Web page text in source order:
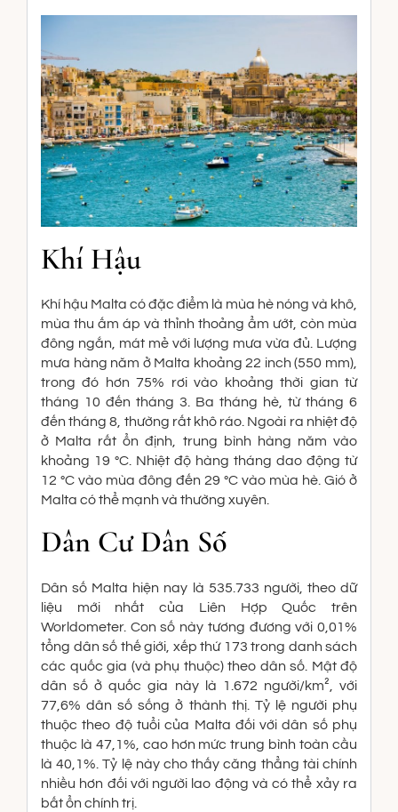
Khí Hậu
Khí hậu Malta có đặc điểm là mùa hè nóng và khô,
mùa thu ấm áp và thỉnh thoảng ẩm ướt, còn mùa
đông ngắn, mát mẻ với lượng mưa vừa đủ. Lượng
mưa hàng năm ở Malta khoảng 22 inch (550 mm),
trong đó hơn 75% rơi vào khoảng thời gian từ
tháng 10 đến tháng 3. Ba tháng hè, từ tháng 6
đến tháng 8, thường rất khô ráo. Ngoài ra nhiệt độ
ở Malta rất ổn định, trung bình hàng năm vào
khoảng 19 °C. Nhiệt độ hàng tháng dao động từ
12 °C vào mùa đông đến 29 °C vào mùa hè. Gió ở
Malta có thể mạnh và thường xuyên.
Dân Cư Dân Số
Dân số Malta hiện nay là 535.733 người, theo dữ
liệu mới nhất của Liên Hợp Quốc trên
Worldometer. Con số này tương đương với 0,01%
tổng dân số thế giới, xếp thứ 173 trong danh sách
các quốc gia (và phụ thuộc) theo dân số. Mật độ
dân số ở quốc gia này là 1.672 người/km², với
77,6% dân số sống ở thành thị. Tỷ lệ người phụ
thuộc theo độ tuổi của Malta đối với dân số phụ
thuộc là 47,1%, cao hơn mức trung bình toàn cầu
là 40,1%. Tỷ lệ này cho thấy căng thẳng tài chính
nhiều hơn đối với người lao động và có thể xảy ra
bất ổn chính trị.